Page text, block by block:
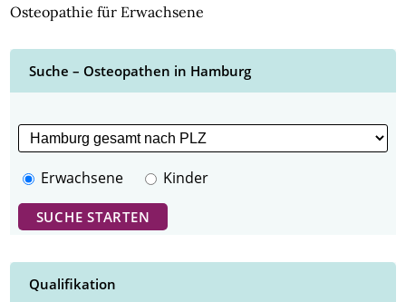
Osteopathie für Erwachsene
Suche – Osteopathen in Hamburg
Erwachsene Kinder
Qualifikation